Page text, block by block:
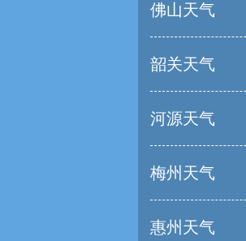
佛山天气
韶关天气
河源天气
梅州天气
惠州天气